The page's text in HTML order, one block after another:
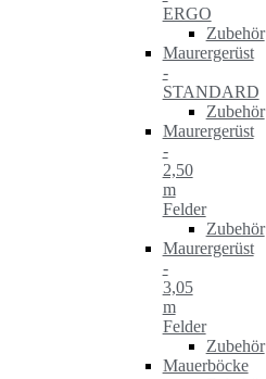
ERGO
Zubehör
Maurergerüst
-
STANDARD
Zubehör
Maurergerüst
-
2,50
m
Felder
Zubehör
Maurergerüst
-
3,05
m
Felder
Zubehör
Mauerböcke